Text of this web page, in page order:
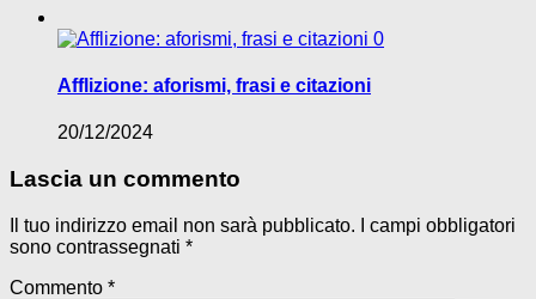
0
Afflizione: aforismi, frasi e citazioni
20/12/2024
Lascia un commento
Il tuo indirizzo email non sarà pubblicato.
I campi obbligatori
sono contrassegnati *
Commento *